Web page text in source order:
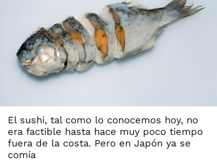
El sushi, tal como lo conocemos hoy, no
era factible hasta hace muy poco tiempo
fuera de la costa. Pero en Japón ya se
comía